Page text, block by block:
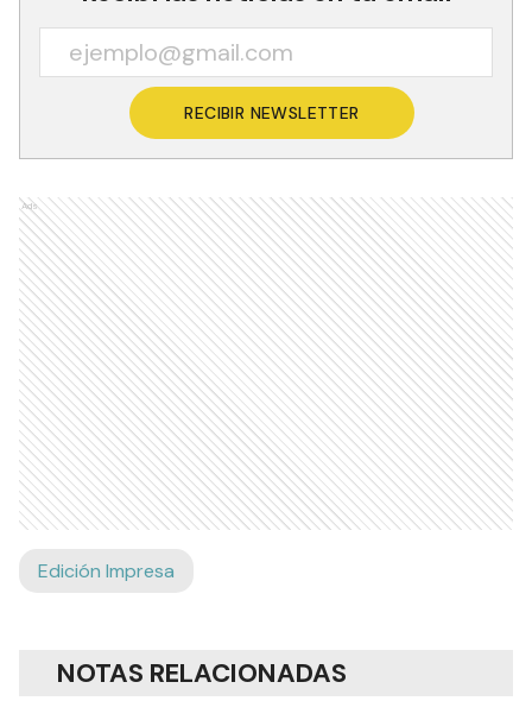
RECIBIR NEWSLETTER
Ads
Edición Impresa
NOTAS RELACIONADAS